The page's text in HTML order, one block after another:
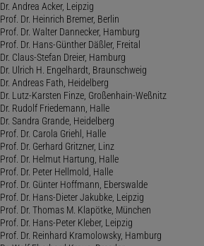
Dr. Andrea Acker, Leipzig
Prof. Dr. Heinrich Bremer, Berlin
Prof. Dr. Walter Dannecker, Hamburg
Prof. Dr. Hans-Günther Däßler, Freital
Dr. Claus-Stefan Dreier, Hamburg
Dr. Ulrich H. Engelhardt, Braunschweig
Dr. Andreas Fath, Heidelberg
Dr. Lutz-Karsten Finze, Großenhain-Weßnitz
Dr. Rudolf Friedemann, Halle
Dr. Sandra Grande, Heidelberg
Prof. Dr. Carola Griehl, Halle
Prof. Dr. Gerhard Gritzner, Linz
Prof. Dr. Helmut Hartung, Halle
Prof. Dr. Peter Hellmold, Halle
Prof. Dr. Günter Hoffmann, Eberswalde
Prof. Dr. Hans-Dieter Jakubke, Leipzig
Prof. Dr. Thomas M. Klapötke, München
Prof. Dr. Hans-Peter Kleber, Leipzig
Prof. Dr. Reinhard Kramolowsky, Hamburg